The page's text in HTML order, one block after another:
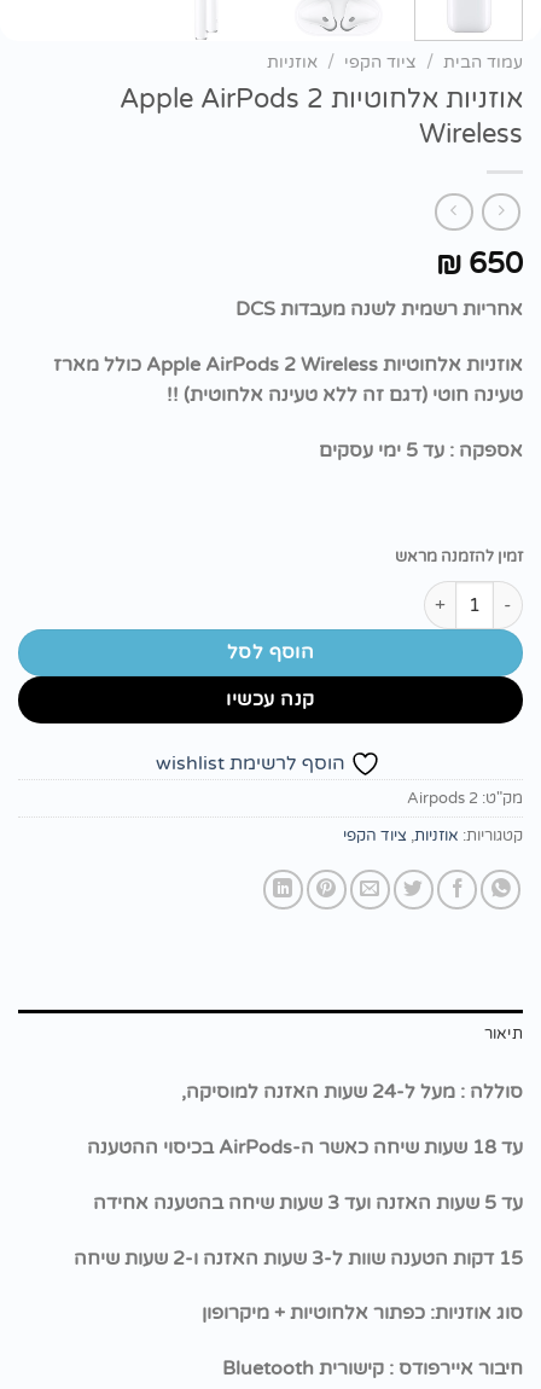
עמוד הבית / ציוד הקפי / אוזניות
אוזניות אלחוטיות Apple AirPods 2
Wireless
₪ 650
אחריות רשמית לשנה מעבדות DCS
אוזניות אלחוטיות Apple AirPods 2 Wireless כולל מארז
טעינה חוטי (דגם זה ללא טעינה אלחוטית) !!
אספקה : עד 5 ימי עסקים
זמין להזמנה מראש
כמות של אוזניות אלחוטיות Apple AirPods 2 Wireless
הוסף לסל
קנה עכשיו
הוסף לרשימת wishlist
מק"ט: Airpods 2
קטגוריות: אוזניות, ציוד הקפי
תיאור
סוללה : מעל ל-24 שעות האזנה למוסיקה,
עד 18 שעות שיחה כאשר ה-AirPods בכיסוי ההטענה
עד 5 שעות האזנה ועד 3 שעות שיחה בהטענה אחידה
15 דקות הטענה שוות ל-3 שעות האזנה ו-2 שעות שיחה
סוג אוזניות: כפתור אלחוטיות + מיקרופון
חיבור איירפודס : קישורית Bluetooth